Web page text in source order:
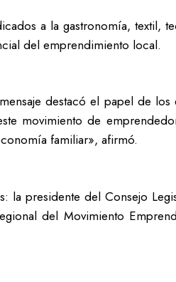
a la gastronomía, textil,
del emprendimiento local.
destacó el papel de los
movimiento de
familiar», afirmó.
la presidente del Consejo
del Movimiento